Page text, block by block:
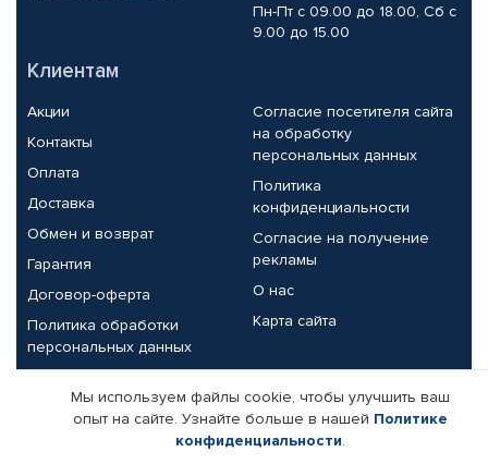
Пн-Пт с 09.00 до 18.00, Сб с
9.00 до 15.00
Клиентам
Акции
Контакты
Оплата
Доставка
Обмен и возврат
Гарантия
Договор-оферта
Политика обработки
персональных данных
Согласие посетителя сайта
на обработку
персональных данных
Политика
конфиденциальности
Согласие на получение
рекламы
О нас
Карта сайта
Партнерам
Корпоративным клиентам
Реквизиты компании
Мы используем файлы cookie, чтобы улучшить ваш
опыт на сайте. Узнайте больше в нашей Политике
конфиденциальности.